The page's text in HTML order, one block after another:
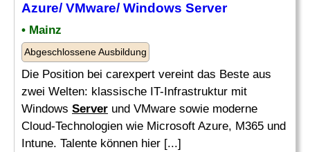
Azure/ VMware/ Windows Server
• Mainz
Abgeschlossene Ausbildung
Die Position bei carexpert vereint das Beste aus
zwei Welten: klassische IT-Infrastruktur mit
Windows Server und VMware sowie moderne
Cloud-Technologien wie Microsoft Azure, M365 und
Intune. Talente können hier [...]